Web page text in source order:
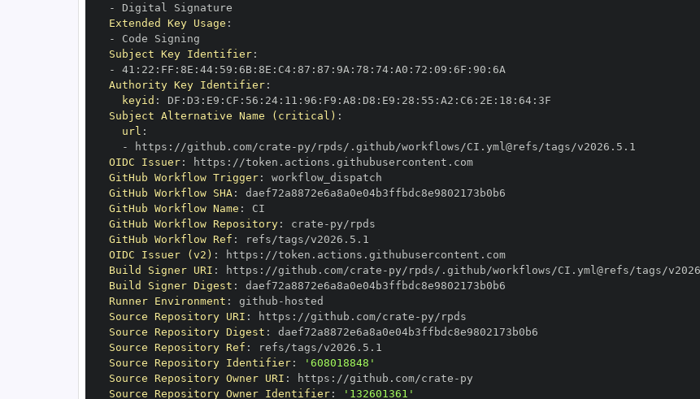
-
Extended Key Usage :
-
Subject Key Identifier:
-
41 : 22 : FF : 8E : 44: 59 : 6B: 8E : C4: 87 : 87 : 9A : 78 : 74: A0 : 72 : 09 : 6F : 90 :
Authority Key Identifier:
keyid : DF : D3 : E9 : CF : 56 : 24: 11 : 96 : F9 : A8 : D8 : E9 : 28 : 55 : A2 : C6 : 2E : 18 : 64:
Subject Alternative Name (critical) :
url :
-
https : //github.com/crate -
OIDC Issuer: https :
//token.actions.githubusercontent.com
GitHub Workflow Trigger:
GitHub Workflow SHA:
GitHub Workflow Name :
GitHub Workflow Repository: crate -
GitHub Workflow Ref :
OIDC Issuer (v2) : https :
//token.actions.githubusercontent.com
Build Signer URI : https : //github.com/crate -
Build Signer Digest :
Runner Environment : github -
Source Repository URI : https : //github.com/crate -
Source Repository Digest :
Source Repository Ref :
Source Repository Identifier:
'608018848'
Source Repository Owner URI : https : //github.com/crate -
Source Repository Owner Identifier: '132601361'